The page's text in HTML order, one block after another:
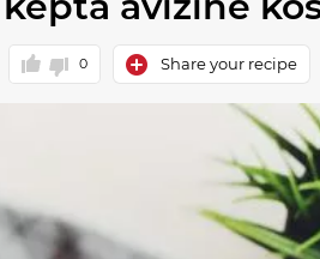
0 Share your recipe